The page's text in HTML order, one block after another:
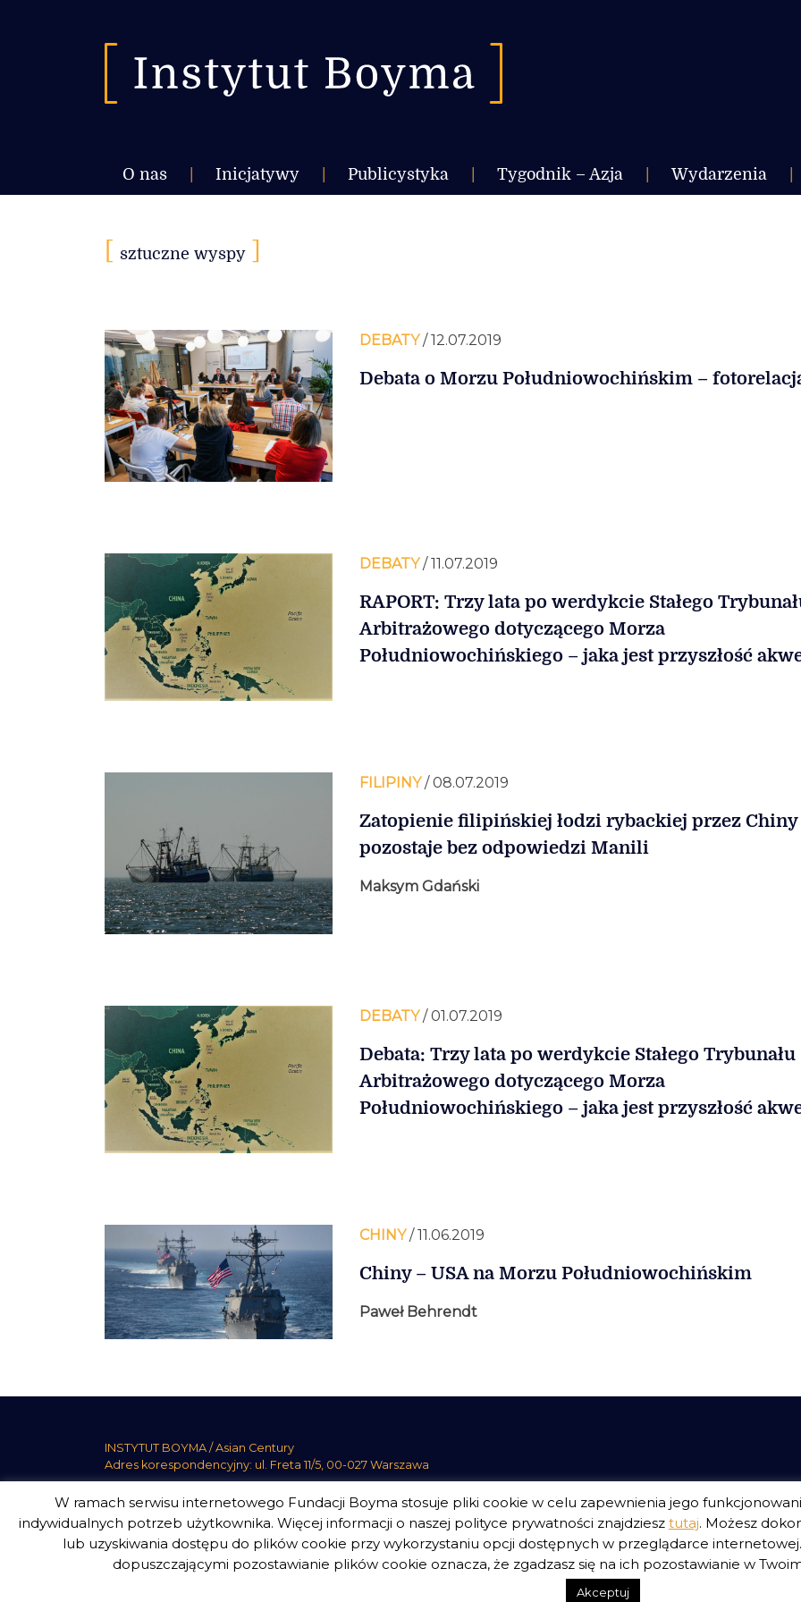
O nas Inicjatywy Publicystyka Tygodnik – Azja Wydarzenia
sztuczne wyspy
DEBATY/ 12.07.2019
Debata o Morzu Południowochińskim –
DEBATY/ 11.07.2019
RAPORT: Trzy lata po werdykcie Stałego
Arbitrażowego dotyczącego Morza
Południowochińskiego – jaka jest przyszłość
FILIPINY/ 08.07.2019
Zatopienie filipińskiej łodzi rybackiej przez Chiny
pozostaje bez odpowiedzi Manili
Maksym Gdański
DEBATY/ 01.07.2019
Debata: Trzy lata po werdykcie Stałego Trybunału
Arbitrażowego dotyczącego Morza
Południowochińskiego – jaka jest przyszłość
CHINY/ 11.06.2019
Chiny – USA na Morzu Południowochińskim
Paweł Behrendt
INSTYTUT BOYMA / Asian Century
Adres korespondencyjny: ul. Freta 11/5, 00-027 Warszawa
INSTYTUT BOYMA. WSZELKIE PRAWA ZASTRZEŻONE.Polityka Prywatności Serwisu Polityka Prywatności Fundacji
design Beata Świerczyńska , development Alan Głodek
W ramach serwisu internetowego Fundacji Boyma stosuje pliki cookie w celu zapewnienia jego
indywidualnych potrzeb użytkownika. Więcej informacji o naszej polityce prywatności znajdziesz tutaj. Możesz
lub uzyskiwania dostępu do plików cookie przy wykorzystaniu opcji dostępnych w przeglądarce
dopuszczającymi pozostawianie plików cookie oznacza, że zgadzasz się na ich pozostawianie w
Akceptuj